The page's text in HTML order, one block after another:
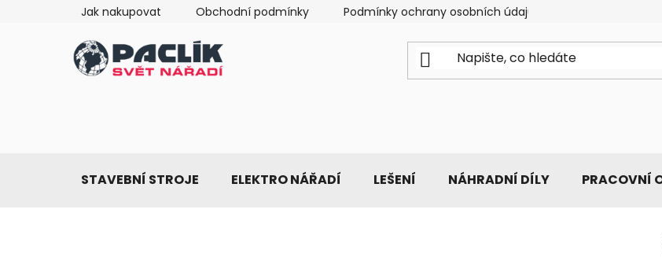
Jak nakupovat Obchodní podmínky Podmínky ochrany osobních údajů
STAVEBNÍ STROJE ELEKTRO NÁŘADÍ LEŠENÍ NÁHRADNÍ DÍLY PRACOVNÍ